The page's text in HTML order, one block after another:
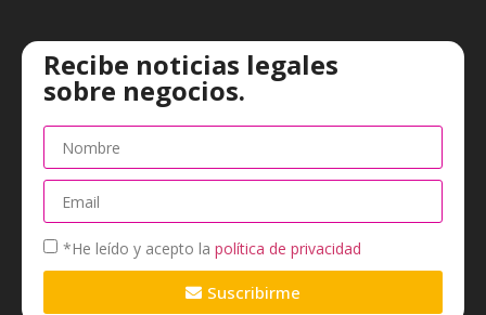
Recibe noticias legales
sobre negocios.
*He leído y acepto la política de privacidad
Suscribirme